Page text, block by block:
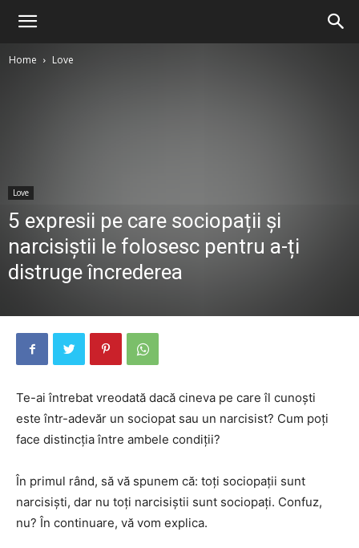
Home Love
Love
5 expresii pe care sociopații și
narcisiștii le folosesc pentru a-ți
distruge încrederea
Te-ai întrebat vreodată dacă cineva pe care îl cunoști
este într-adevăr un sociopat sau un narcisist? Cum poți
face distincția între ambele condiții?
În primul rând, să vă spunem că: toți sociopații sunt
narcisiști, dar nu toți narcisiștii sunt sociopați. Confuz,
nu? În continuare, vă vom explica.